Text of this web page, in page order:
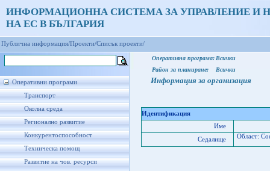
ИНФОРМАЦИОННА СИСТЕМА ЗА УПРАВЛЕНИЕ И
НА ЕС В БЪЛГАРИЯ
Публична информация/Проекти/Списък проекти/
Оперативни програми
Транспорт
Околна среда
Регионално развитие
Конкурентоспособност
Техническа помощ
Развитие на чов. ресурси
Оперативна програма: Всички
Район за планиране:
Всички
Информация за организация
Идентификация
Име
Седалище
Област: